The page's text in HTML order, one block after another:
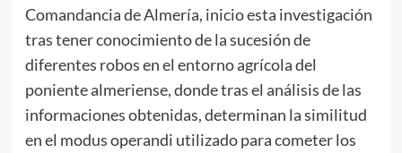
Comandancia de Almería, inicio esta investigación
tras tener conocimiento de la sucesión de
diferentes robos en el entorno agrícola del
poniente almeriense, donde tras el análisis de las
informaciones obtenidas, determinan la similitud
en el modus operandi utilizado para cometer los